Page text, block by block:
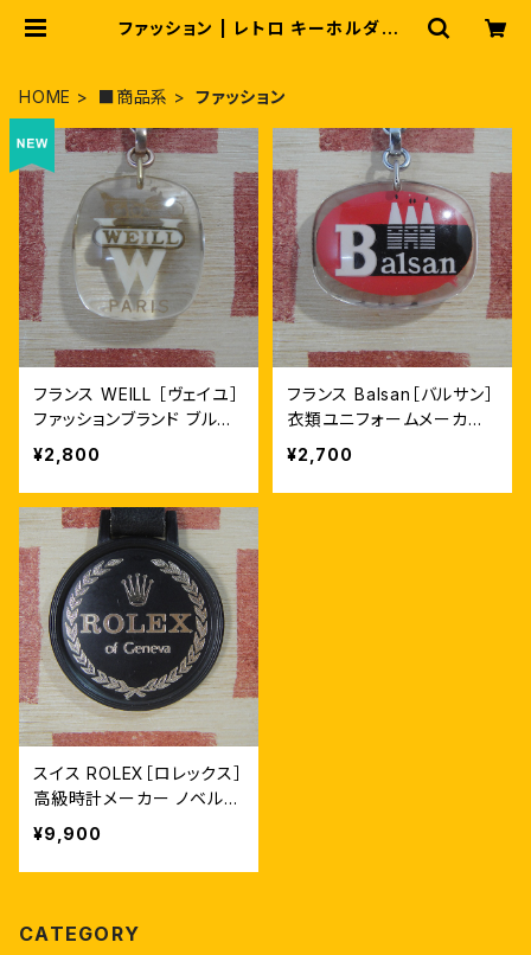
ファッション | レトロ キーホルダーK
HOME ■商品系 ファッション
フランス WEILL ［ヴェイユ］
ファッションブランド ブルボ
ンキーホルダー
¥2,800
フランス Balsan［バルサン］
衣類ユニフォームメーカー
広告ノベルティ ブルボンキ
ーホルダー
¥2,700
スイス ROLEX［ロレックス］
高級時計メーカー ノベルテ
ィ ヴィンテージキーホルダ
¥9,900
CATEGORY